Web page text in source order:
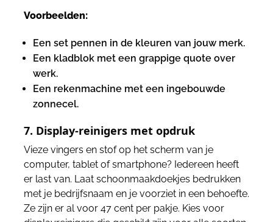
Voorbeelden:
Een set pennen in de kleuren van jouw merk.
Een kladblok met een grappige quote over
werk.
Een rekenmachine met een ingebouwde
zonnecel.
7. Display-reinigers met opdruk
Vieze vingers en stof op het scherm van je
computer, tablet of smartphone? Iedereen heeft
er last van. Laat schoonmaakdoekjes bedrukken
met je bedrijfsnaam en je voorziet in een behoefte.
Ze zijn er al voor 47 cent per pakje. Kies voor